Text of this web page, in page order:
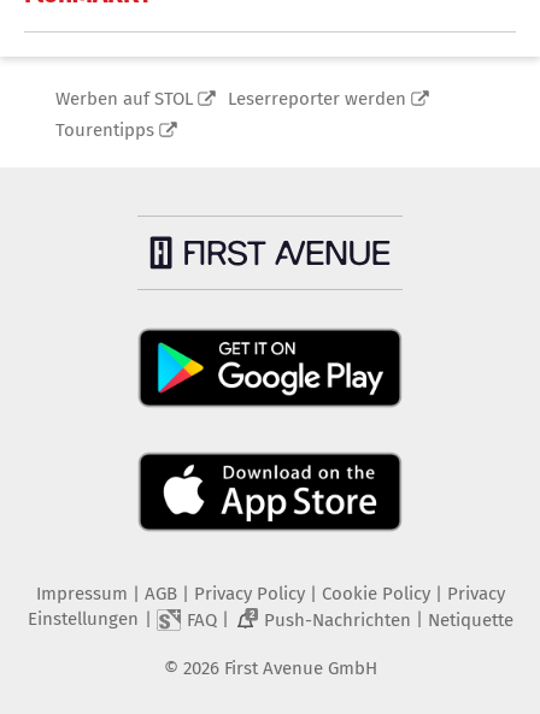
Werben auf STOL
Leserreporter werden
Tourentipps
Impressum | AGB | Privacy Policy| Cookie Policy| Privacy
Einstellungen | FAQ| 2 Push-Nachrichten | Netiquette
© 2026 First Avenue GmbH